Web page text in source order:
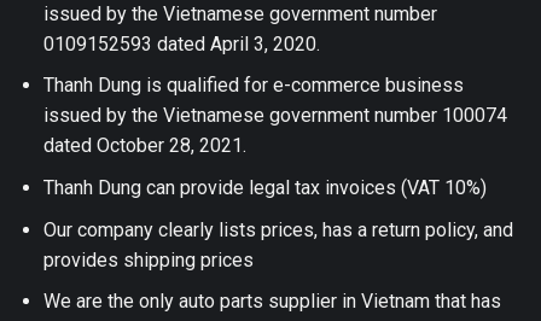
issued by the Vietnamese government number
0109152593 dated April 3, 2020.
Thanh Dung is qualified for e-commerce business
issued by the Vietnamese government number 100074
dated October 28, 2021.
Thanh Dung can provide legal tax invoices (VAT 10%)
Our company clearly lists prices, has a return policy, and
provides shipping prices
We are the only auto parts supplier in Vietnam that has